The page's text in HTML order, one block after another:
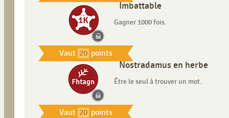
Vaut 20 points
Imbattable
Gagner 1000 fois.
Vaut 20 points
Nostradamus en herbe
Être le seul à trouver un mot.